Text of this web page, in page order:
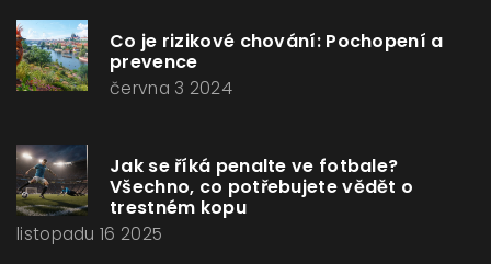
Co je rizikové chování: Pochopení a
prevence
června 3 2024
Jak se říká penalte ve fotbale?
Všechno, co potřebujete vědět o
trestném kopu
listopadu 16 2025